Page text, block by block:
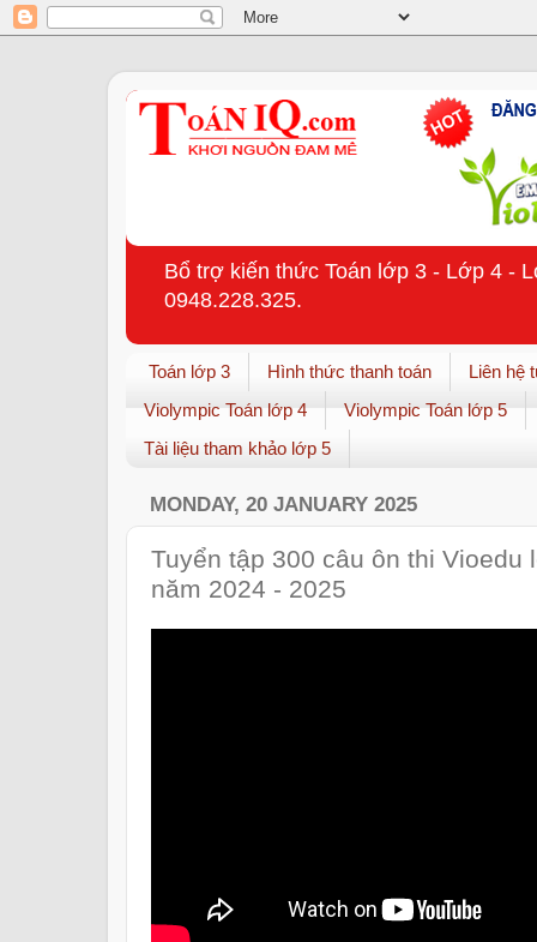
Bổ trợ kiến thức Toán lớp 3 - Lớp 4 -
0948.228.325.
Toán lớp 3 Hình thức thanh toán
Liên hệ
Violympic Toán lớp 4
Violympic Toán lớp 5
Tài liệu tham khảo lớp 5
MONDAY, 20 JANUARY 2025
Tuyển tập 300 câu ôn thi Vioedu
năm 2024 - 2025